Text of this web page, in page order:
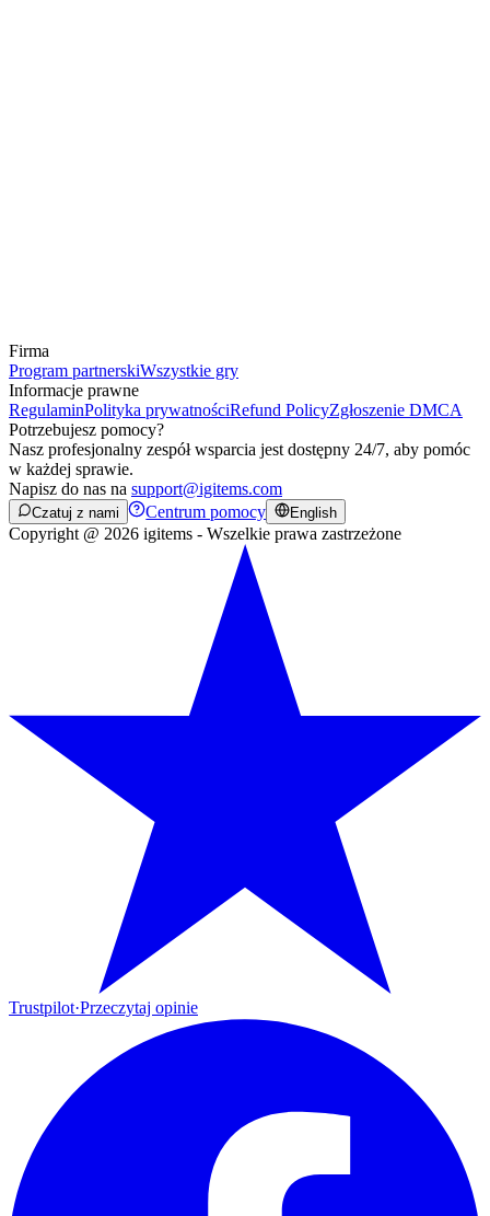
Firma
Program partnerskiWszystkie gry
Informacje prawne
RegulaminPolityka prywatnościRefund PolicyZgłoszenie DMCA
Potrzebujesz pomocy?
Nasz profesjonalny zespół wsparcia jest dostępny 24/7, aby pomóc
w każdej sprawie.
Napisz do nas na support@igitems.com
Czatuj z nami Centrum pomocy English
Copyright @ 2026 igitems - Wszelkie prawa zastrzeżone
Trustpilot·Przeczytaj opinie